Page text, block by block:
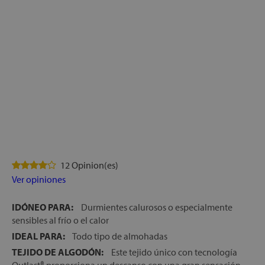
12 Opinion(es)
Ver opiniones
IDÓNEO PARA:
Durmientes calurosos o especialmente
sensibles al frío o el calor
IDEAL PARA: Todo tipo de almohadas
TEJIDO DE ALGODÓN:
Este tejido único con tecnología